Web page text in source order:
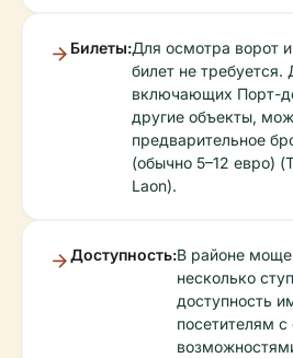
Билеты:Для осмотра ворот
билет не требуется.
включающих Порт-
другие объекты,
предварительное
(обычно 5–12 евро)
Laon).
Доступность:В районе
несколько
доступность
посетителям